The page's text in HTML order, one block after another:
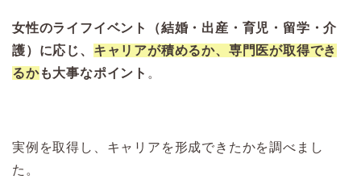
女性のライフイベント（結婚・出産・育児・留学・介
護）に応じ、 キャリアが積めるか、専門医が取得でき
るかも大事なポイント 。
実例を取得し、キャリアを形成できたかを調べまし
た。